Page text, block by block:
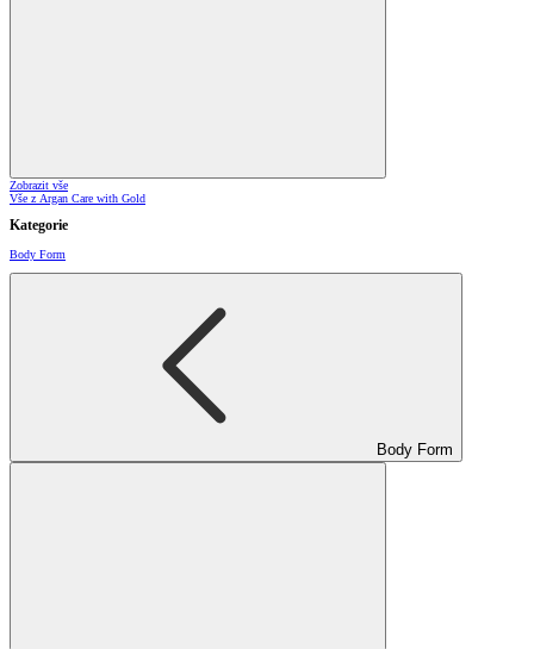
Zobrazit vše
Vše z Argan Care with Gold
Kategorie
Body Form
Body Form